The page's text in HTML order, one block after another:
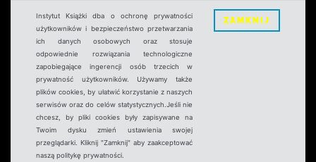
Instytut Książki dba o ochronę prywatności
użytkowników i bezpieczeństwo przetwarzania
ich danych osobowych oraz stosuje
odpowiednie rozwiązania technologiczne
zapobiegające ingerencji osób trzecich w
prywatność użytkowników. Używamy także
plików cookies, by ułatwić korzystanie z naszych
serwisów oraz do celów statystycznych.Jeśli nie
chcesz, by pliki cookies były zapisywane na
Twoim dysku zmień ustawienia swojej
przeglądarki. Kliknij "Zamknij" aby zaakceptować
naszą politykę prywatności.
ZAMKNIJ